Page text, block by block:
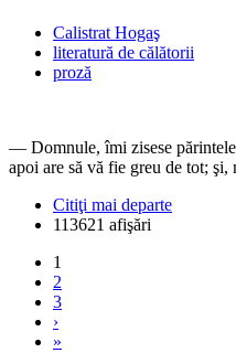
Calistrat Hogaş
literatură de călătorii
proză
— Domnule, îmi zisese părintele
apoi are să vă fie greu de tot; şi,
Citiţi mai departe
113621 afişări
1
2
3
›
»